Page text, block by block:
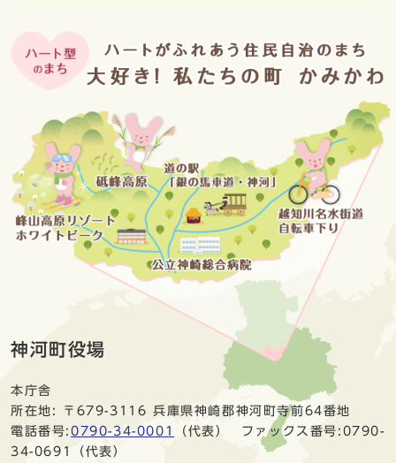
神河町役場
本庁舎
所在地: 〒679-3116 兵庫県神崎郡神河町寺前64番地
電話番号: 0790-34-0001
（代表） ファックス番号:0790-
34-0691（代表）